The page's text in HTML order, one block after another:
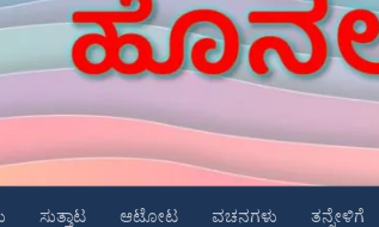
ಸುತ್ತಾಟ ಆಟೋಟ ವಚನಗಳು ತನ್ನೇಳಿಗೆ